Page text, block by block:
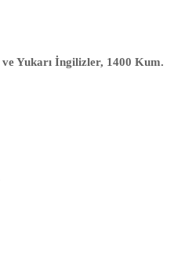
Yukarı İngilizler, 1400 Kum.